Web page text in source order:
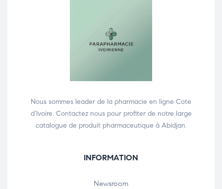
Nous sommes leader de la pharmacie en ligne Cote
d’Ivoire. Contactez nous pour profiter de notre large
catalogue de produit pharmaceutique à Abidjan.
INFORMATION
Newsroom